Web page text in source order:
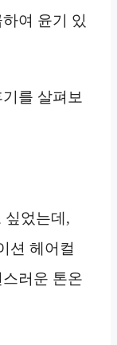
여 윤기 있
를 살펴보
싶었는데,
션 헤어컬
러운 톤온